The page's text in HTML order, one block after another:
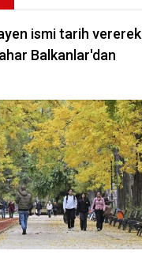
ismi tarih vererek
Balkanlar'dan